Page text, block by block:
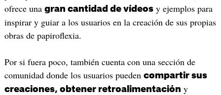
ofrece una gran cantidad de vídeosy ejemplos para
inspirar y guiar a los usuarios en la creación de sus propias
obras de papiroflexia.
Por si fuera poco, también cuenta con una sección de
comunidad donde los usuarios pueden compartir sus
creaciones, obtener retroalimentación y